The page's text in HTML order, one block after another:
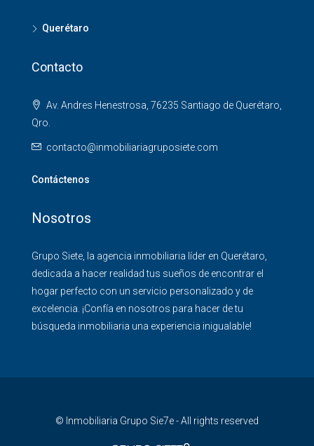
Querétaro
Contacto
Av. Andres Henestrosa, 76235 Santiago de Querétaro,
Qro.
contacto@inmobiliariagruposiete.com
Contáctenos
Nosotros
Grupo Siete, la agencia inmobiliaria líder en Querétaro,
dedicada a hacer realidad tus sueños de encontrar el
hogar perfecto con un servicio personalizado y de
excelencia. ¡Confía en nosotros para hacer de tu
búsqueda inmobiliaria una experiencia inigualable!
© Inmobiliaria Grupo Sie7e - All rights reserved